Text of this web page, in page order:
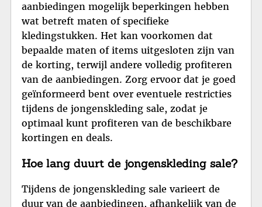
aanbiedingen mogelijk beperkingen hebben
wat betreft maten of specifieke
kledingstukken. Het kan voorkomen dat
bepaalde maten of items uitgesloten zijn van
de korting, terwijl andere volledig profiteren
van de aanbiedingen. Zorg ervoor dat je goed
geïnformeerd bent over eventuele restricties
tijdens de jongenskleding sale, zodat je
optimaal kunt profiteren van de beschikbare
kortingen en deals.
Hoe lang duurt de jongenskleding sale?
Tijdens de jongenskleding sale varieert de
duur van de aanbiedingen, afhankelijk van de